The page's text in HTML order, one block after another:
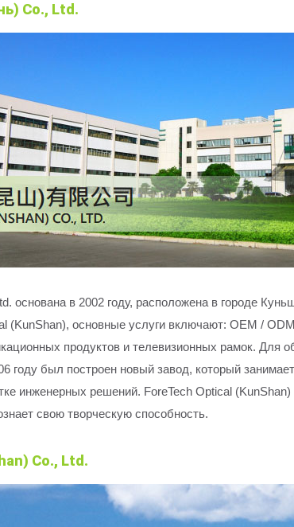
Co., Ltd.
основана в 2002 году, расположена в городе
(KunShan), основные услуги включают: OEM /
продуктов и телевизионных рамок. Для
году был построен новый завод, который
инженерных решений. ForeTech Optical
свою творческую способность.
Co., Ltd.